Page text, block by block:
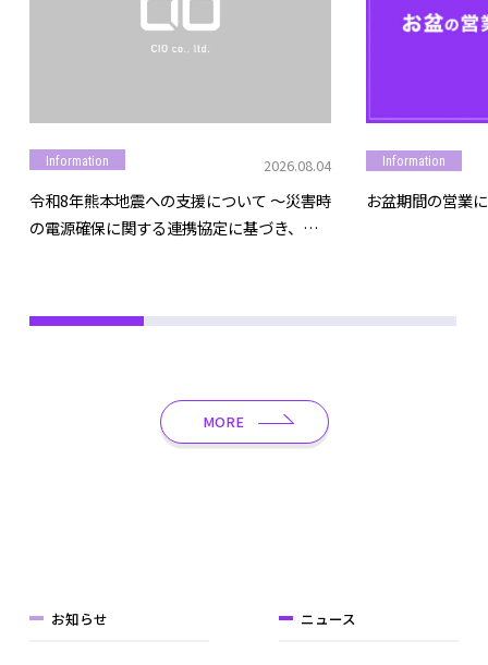
お知らせ ニュース
Information 2026.08.04
令和8年熊本地震への支援について ～災害時
の電源確保に関する連携協定に基づき、モ
Information
お盆期間の営業
MORE